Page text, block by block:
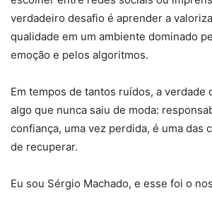
verdadeiro desafio é aprender a
qualidade em um ambiente dominado
emoção e pelos algoritmos.
Em tempos de tantos ruídos, a verdade
algo que nunca saiu de moda:
confiança, uma vez perdida, é uma das
de recuperar.
Eu sou Sérgio Machado, e esse foi o